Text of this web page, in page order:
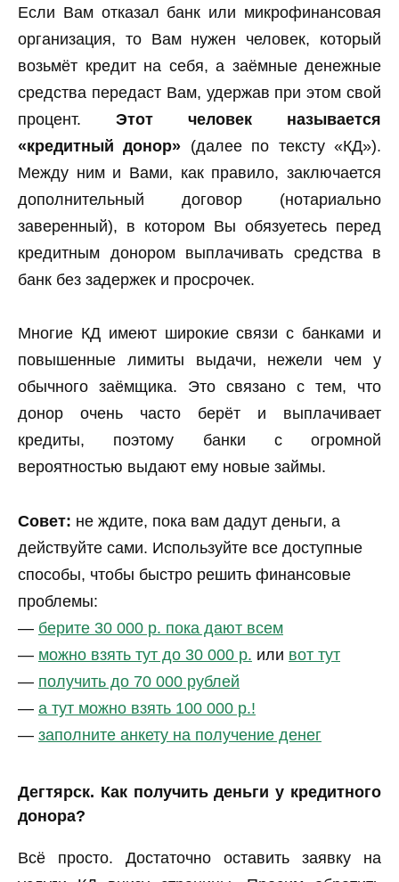
Если Вам отказал банк или микрофинансовая
организация, то Вам нужен человек, который
возьмёт кредит на себя, а заёмные денежные
средства передаст Вам, удержав при этом свой
процент. Этот человек называется
«кредитный донор» (далее по тексту «КД»).
Между ним и Вами, как правило, заключается
дополнительный договор (нотариально
заверенный), в котором Вы обязуетесь перед
кредитным донором выплачивать средства в
банк без задержек и просрочек.
Многие КД имеют широкие связи с банками и
повышенные лимиты выдачи, нежели чем у
обычного заёмщика. Это связано с тем, что
донор очень часто берёт и выплачивает
кредиты, поэтому банки с огромной
вероятностью выдают ему новые займы.
Совет: не ждите, пока вам дадут деньги, а
действуйте сами. Используйте все доступные
способы, чтобы быстро решить финансовые
проблемы:
— берите 30 000 р. пока дают всем
— можно взять тут до 30 000 р. или вот тут
— получить до 70 000 рублей
— а тут можно взять 100 000 р.!
— заполните анкету на получение денег
Дегтярск. Как получить деньги у кредитного
донора?
Всё просто. Достаточно оставить заявку на